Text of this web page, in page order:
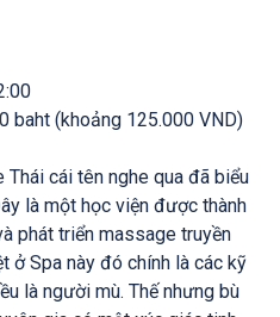
baht (khoảng 125.000 VND)
cái tên nghe qua đã biểu
là một học viện được thành
phát triển massage truyền
ở Spa này đó chính là các kỹ
là người mù. Thế nhưng bù